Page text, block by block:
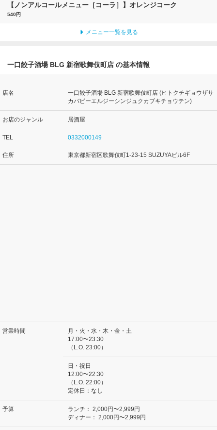
【ノンアルコールメニュー［コーラ］】オレンジコーク
540円
メニュー一覧を見る
一口餃子酒場 BLG 新宿歌舞伎町店 の基本情報
店名
一口餃子酒場 BLG 新宿歌舞伎町店 (ヒトクチギョウザサ
カバビーエルジーシンジュクカブキチョウテン)
お店のジャンル 居酒屋
TEL 0332000149
住所 東京都新宿区歌舞伎町1-23-15 SUZUYAビル6F
営業時間
月・火・水・木・金・土
17:00〜23:30
（L.O. 23:00）
日・祝日
12:00〜22:30
（L.O. 22:00）
定休日：なし
予算 ランチ： 2,000円〜2,999円
ディナー： 2,000円〜2,999円